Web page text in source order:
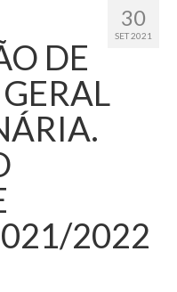
30
SET 2021
DE
2022